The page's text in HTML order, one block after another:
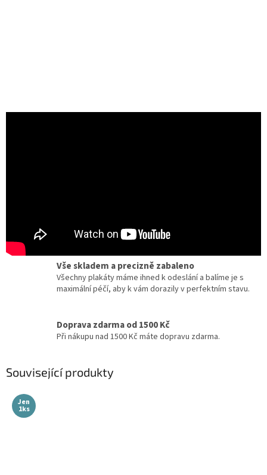
kinematografie a designu.
Vše skladem a precizně zabaleno
Všechny plakáty máme ihned k odeslání a balíme je s
maximální péčí, aby k vám dorazily v perfektním stavu.
Doprava zdarma od 1500 Kč
Při nákupu nad 1500 Kč máte dopravu zdarma.
Související produkty
Jen
1ks